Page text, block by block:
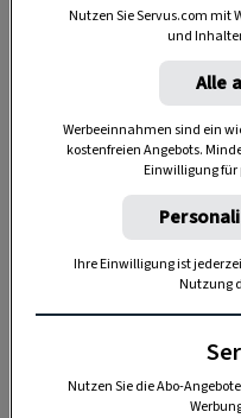
„Servus
Nutzen Sie WhatsApp
dem Balkon, der
unserem kostenlosen
Tipps und Tricks für
Nutzen Sie Servus.com mit
und
Alle
Werbeeinnahmen sind ein
kostenfreien Angebots.
Einwilligung für
Ihre Einwilligung ist
Nutzung
Nutzen Sie die Abo-